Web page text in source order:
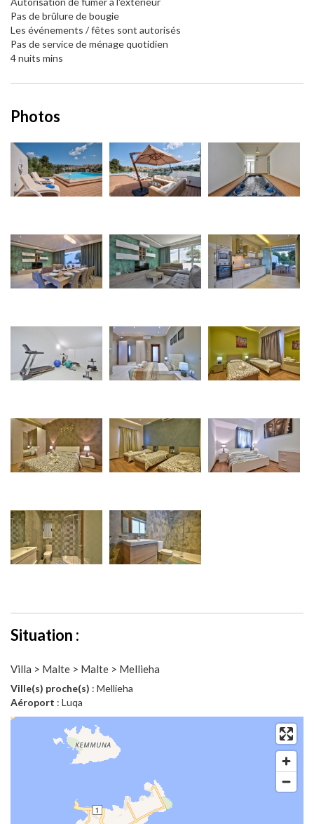
Pas de brûlure de bougie
Les événements / fêtes sont autorisés
Pas de service de ménage quotidien
4 nuits mins
Photos
Situation :
Villa > Malte > Malte > Mellieha
Ville(s) proche(s) : Mellieha
Aéroport : Luqa